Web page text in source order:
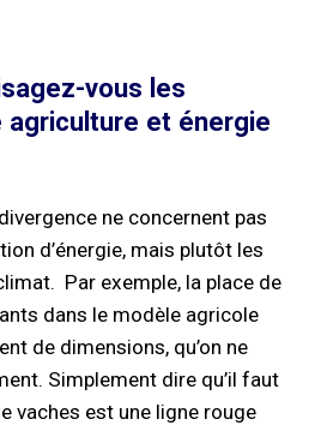
vous les
et énergie
ne concernent pas
d’énergie, mais plutôt les
Par exemple, la place de
dans le modèle agricole
de dimensions, qu’on ne
Simplement dire qu’il faut
vaches est une ligne rouge